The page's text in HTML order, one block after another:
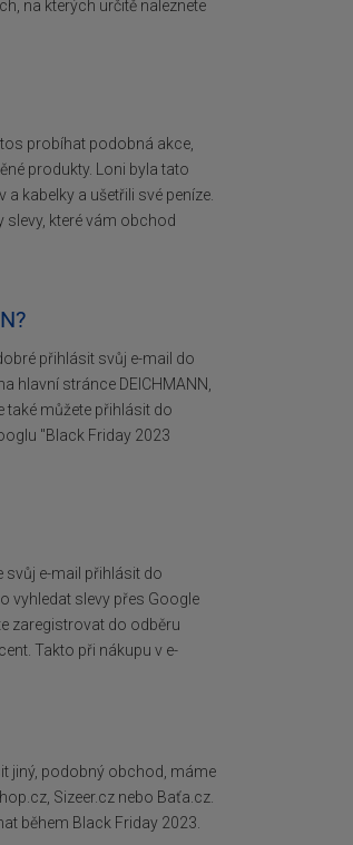
na kterých určitě naleznete
probíhat podobná akce,
produkty. Loni byla tato
kabelky a ušetřili své peníze.
slevy, které vám obchod
přihlásit svůj e-mail do
hlavní stránce DEICHMANN,
také můžete přihlásit do
"Black Friday 2023
svůj e-mail přihlásit do
vyhledat slevy přes Google
zaregistrovat do odběru
Takto při nákupu v e-
jiný, podobný obchod, máme
Sizeer.cz nebo Baťa.cz.
během Black Friday 2023.